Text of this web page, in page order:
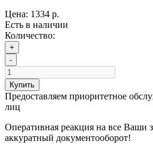
Цена: 1334 р.
Есть в наличии
Количество:
+
-
Купить
Предоставляем приоритетное
лиц
Оперативная реакция на все Ваши
аккуратный документооборот!